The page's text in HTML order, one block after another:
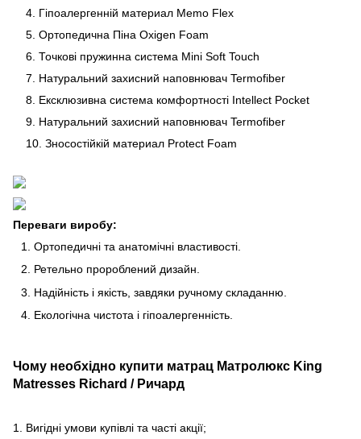
4. Гіпоалергенній материал Memo Flex
5. Ортопедична Піна Oxigen Foam
6. Точкові пружинна система Mini Soft Touch
7. Натуральний захисний наповнювач Termofiber
8. Ексклюзивна система комфортності Intellect Pocket
9. Натуральний захисний наповнювач Termofiber
10. Зносостійкій материал Protect Foam
Переваги виробу:
Ортопедичні та анатомічні властивості.
Ретельно пророблений дизайн.
Надійність і якість, завдяки ручному складанню.
Екологічна чистота і гіпоалергенність.
Чому необхідно купити матрац Матролюкс King
Matresses Richard / Ричард
1. Вигідні умови купівлі та часті акції;